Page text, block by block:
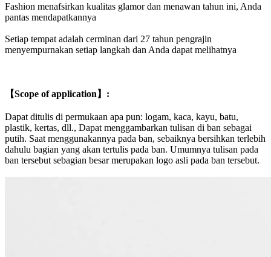
Fashion menafsirkan kualitas glamor dan menawan tahun ini, Anda
pantas mendapatkannya
Setiap tempat adalah cerminan dari 27 tahun pengrajin
menyempurnakan setiap langkah dan Anda dapat melihatnya
【Scope of application】:
Dapat ditulis di permukaan apa pun: logam, kaca, kayu, batu,
plastik, kertas, dll., Dapat menggambarkan tulisan di ban sebagai
putih. Saat menggunakannya pada ban, sebaiknya bersihkan terlebih
dahulu bagian yang akan tertulis pada ban. Umumnya tulisan pada
ban tersebut sebagian besar merupakan logo asli pada ban tersebut.